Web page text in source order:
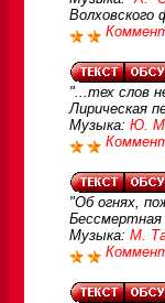
Волховского
"...тех слов
Лирическая
Музыка: Ю.
"Об огнях,
Музыка: М.